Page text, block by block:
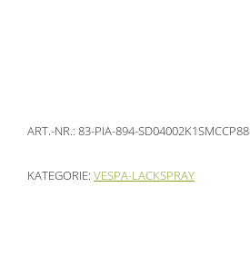
ART.-NR.: 83-PIA-894-SD04002K1SMCCP88
KATEGORIE: VESPA-LACKSPRAY